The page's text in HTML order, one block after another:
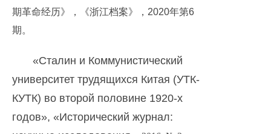
期革命经历》，《浙江档案》，2020年第6
期。
«Сталин и Коммунистический
университет трудящихся Китая (УТК-
КУТК) во второй половине 1920-х
годов», «Исторический журнал: